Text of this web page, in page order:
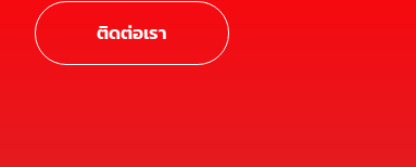
ติดต่อเรา